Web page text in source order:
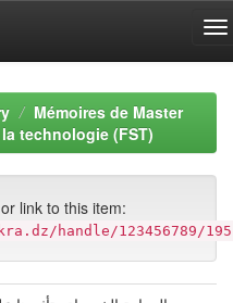
Mémoires de Master
technologie (FST)
link to this item:
handle/123456789/